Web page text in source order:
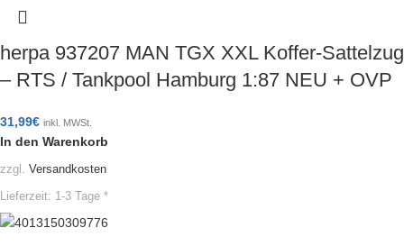
herpa 937207 MAN TGX XXL Koffer-Sattelzug
– RTS / Tankpool Hamburg 1:87 NEU + OVP
31,99€ inkl. MWSt.
In den Warenkorb
zzgl. Versandkosten
Lieferzeit: 1-3 Tage *